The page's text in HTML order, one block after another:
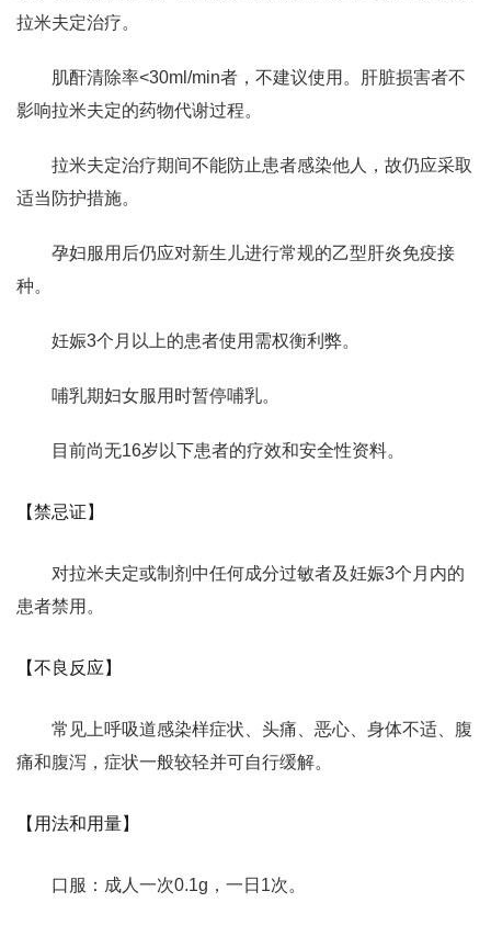
拉米夫定治疗。
肌酐清除率<30ml/min者，不建议使用。肝脏损害者不
影响拉米夫定的药物代谢过程。
拉米夫定治疗期间不能防止患者感染他人，故仍应采取
适当防护措施。
孕妇服用后仍应对新生儿进行常规的乙型肝炎免疫接
种。
妊娠3个月以上的患者使用需权衡利弊。
哺乳期妇女服用时暂停哺乳。
目前尚无16岁以下患者的疗效和安全性资料。
【禁忌证】
对拉米夫定或制剂中任何成分过敏者及妊娠3个月内的
患者禁用。
【不良反应】
常见上呼吸道感染样症状、头痛、恶心、身体不适、腹
痛和腹泻，症状一般较轻并可自行缓解。
【用法和用量】
口服：成人一次0.1g，一日1次。